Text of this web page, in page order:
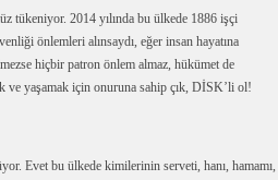
tükeniyor. 2014 yılında bu ülkede 1886 işçi
önlemleri alınsaydı, eğer insan hayatına
hiçbir patron önlem almaz, hükümet de
ve yaşamak için onuruna sahip çık, DİSK’li ol!
Evet bu ülkede kimilerinin serveti, hanı, hamamı,